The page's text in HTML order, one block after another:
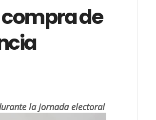
de
la jornada electoral